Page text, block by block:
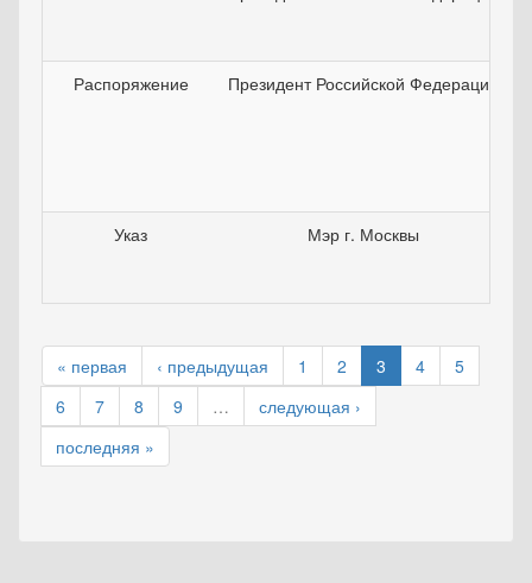
Распоряжение Президент Российской Федерации
Указ Мэр г. Москвы
« первая ‹ предыдущая 1 2 3 4
5
6
7 8 9 …
следующая ›
последняя »